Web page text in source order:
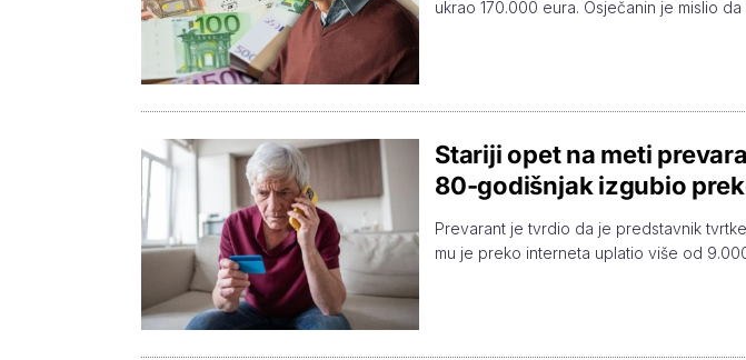
ukrao 170.000 eura. Osječanin je mislio
Stariji opet na meti
80-godišnjak izgubio
Prevarant je tvrdio da je predstavnik
mu je preko interneta uplatio više od